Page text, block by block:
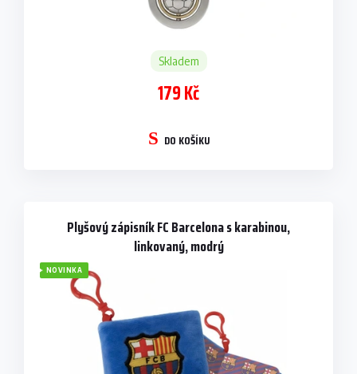
Skladem
179 Kč
DO KOŠÍKU
Plyšový zápisník FC Barcelona s karabinou,
linkovaný, modrý
NOVINKA